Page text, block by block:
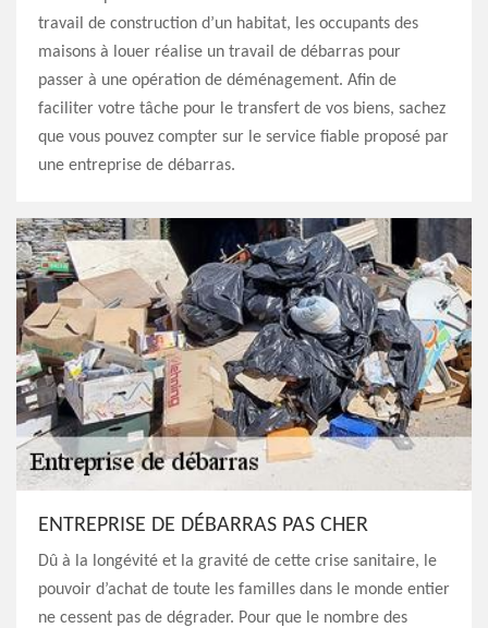
travail de construction d’un habitat, les occupants des
maisons à louer réalise un travail de débarras pour
passer à une opération de déménagement. Afin de
faciliter votre tâche pour le transfert de vos biens, sachez
que vous pouvez compter sur le service fiable proposé par
une entreprise de débarras.
ENTREPRISE DE DÉBARRAS PAS CHER
Dû à la longévité et la gravité de cette crise sanitaire, le
pouvoir d’achat de toute les familles dans le monde entier
ne cessent pas de dégrader. Pour que le nombre des